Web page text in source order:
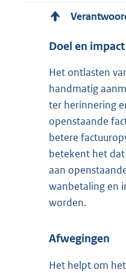
Doel en impact
Het ontlasten
handmatig
ter herinnering
openstaande
betere
betekent het
aan
wanbetaling en
worden.
Afwegingen
Het helpt om